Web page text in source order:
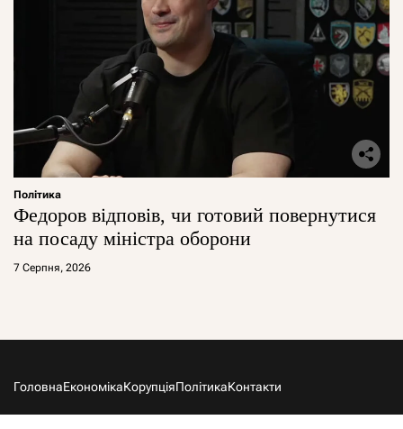
Політика
Федоров відповів, чи готовий повернутися
на посаду міністра оборони
7 Серпня, 2026
ГоловнаЕкономікаКорупціяПолітикаКонтакти